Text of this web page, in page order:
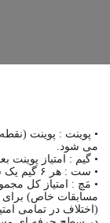
می شود.
• گیم : امتیاز پوینت بعد از ۴۰ تبدیل به یک گیم
• ست : هر ۶ گیم یک ست نام می گیرد.
مسابقات خاص)
(اختلاف در تمامی